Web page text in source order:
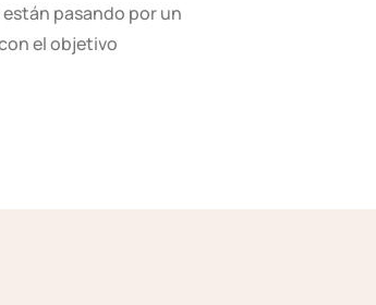
pasando por un
el objetivo